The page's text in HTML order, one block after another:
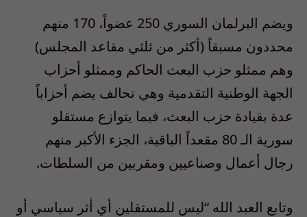
ويضم البرلمان السوري 250 عضواً، 170 منهم
محددون مسبقاً (أكثر من ثلثي مقاعد المجلس)
وهم ممثلو حزب البعث الحاكم وممثلو أحزاب
الجهة الوطنية التقدمية وهي تحالف يضم أحزاباً
عدة بقيادة حزب البعث، فيما يتوازع مستقلو
سورية الـ 80 مقعداً الباقية، الجزء الأكبر منهم
رجال أعمال وصناعيين ومقربين من السلطات.
وتابع العبد الله “ليس للمستقلين أي أثر سياسي أو